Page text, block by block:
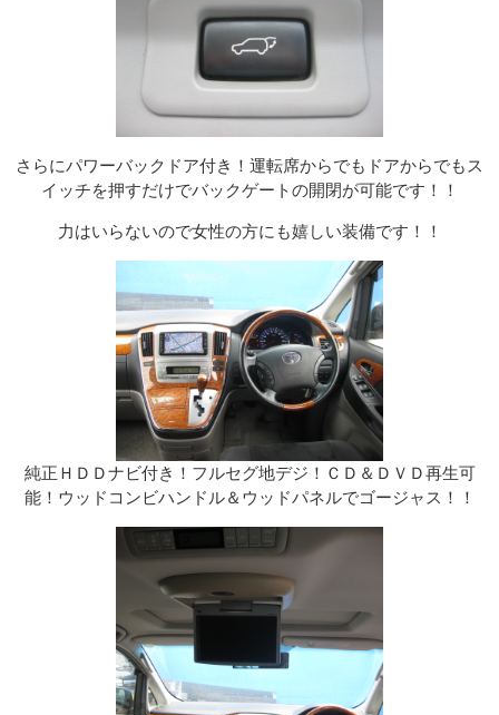
さらにパワーバックドア付き！運転席からでもドアからでもス
イッチを押すだけでバックゲートの開閉が可能です！！
力はいらないので女性の方にも嬉しい装備です！！
純正ＨＤＤナビ付き！フルセグ地デジ！ＣＤ＆ＤＶＤ再生可
能！ウッドコンビハンドル＆ウッドパネルでゴージャス！！